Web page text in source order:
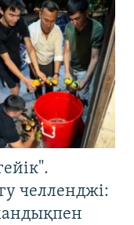
челленджі: